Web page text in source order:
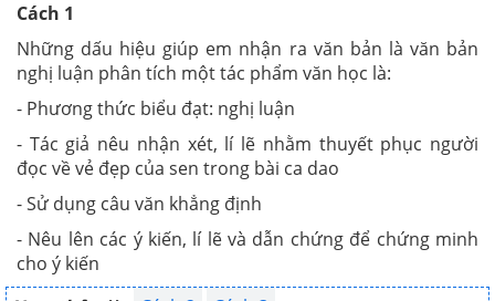
Cách 1
Những dấu hiệu giúp em nhận ra văn bản là văn bản
nghị luận phân tích một tác phẩm văn học là:
- Phương thức biểu đạt: nghị luận
- Tác giả nêu nhận xét, lí lẽ nhằm thuyết phục người
đọc về vẻ đẹp của sen trong bài ca dao
- Sử dụng câu văn khẳng định
- Nêu lên các ý kiến, lí lẽ và dẫn chứng để chứng minh
cho ý kiến